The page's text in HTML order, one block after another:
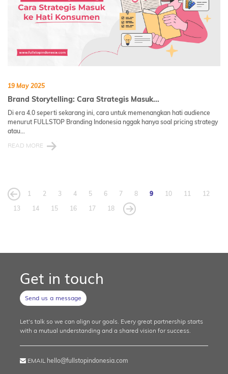
19 May 2025
Brand Storytelling: Cara Strategis Masuk...
Di era 4.0 seperti sekarang ini, cara untuk memenangkan hati audience
menurut FULLSTOP Branding Indonesia nggak hanya soal pricing strategy
atau...
READ MORE
1 2 3 4 5 6 7 8 9 10 11
12
13
14 15 16 17 18
Get in touch
Send us a message
Let's talk so we can align our goals. Every great partnership starts
with a mutual understanding and a shared vision for success.
EMAIL hello@fullstopindonesia.com